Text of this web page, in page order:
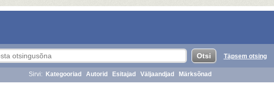
Täpsem otsing
Sirvi: Kategooriad Autorid Esitajad Väljaandjad Märksõnad